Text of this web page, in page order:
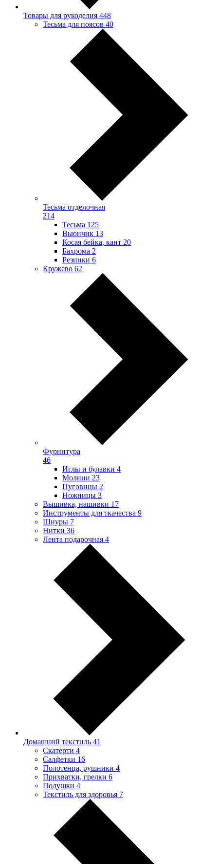
Товары для рукоделия 448
Тесьма для поясов 40
Тесьма отделочная
214
Тесьма 125
Вьюнчик 13
Косая бейка, кант 20
Бахрома 2
Резинки 6
Кружево 62
Фурнитура
46
Иглы и булавки 4
Молнии 23
Пуговицы 2
Ножницы 3
Вышивка, нашивки 17
Инструменты для ткачества 9
Шнуры 7
Нитки 36
Лента подарочная 4
Домашний текстиль 41
Скатерти 4
Салфетки 16
Полотенца, рушники 4
Прихватки, грелки 6
Подушки 4
Текстиль для здоровья 7